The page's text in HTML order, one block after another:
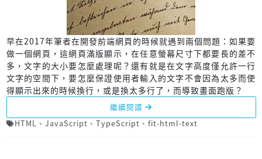
早在2017年筆者在開發前端網頁的時候就遇到兩個問題：如果要
做一個網頁，這網頁滿版顯示，在任意螢幕尺寸下都要長的差不
多，文字的大小要怎麼處理呢？還有就是在文字高度僅允許一行
文字的空間下，要怎麼保證使用者輸入的文字不會因為太多而使
得顯示出來的時候換行，或是換太多行了，而導致畫面跑版？
繼續閱讀
HTML 、 JavaScript 、 TypeScript 、 fit-html-text